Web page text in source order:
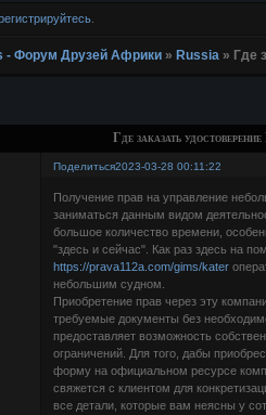
.
- Форум Друзей Африки » Russia » Где
Где заказать
Поделиться2023-03-28 00:11:22
Получение прав на управление
заниматься данным видом
большое количество времени,
"здесь и сейчас". Как раз здесь на
https://prava112a.com/gims/kater
небольшим судном.
Приобретение прав через эту
требуемые документы без
предоставляет возможность
ограничений. Для того, дабы
форму на официальном ресурсе
свяжется с клиентом для
все детали, которые вам неясны у